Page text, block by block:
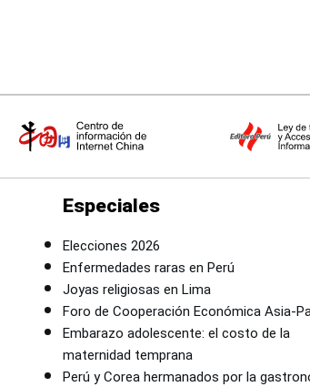
Especiales
Elecciones 2026
Enfermedades raras en Perú
Joyas religiosas en Lima
Foro de Cooperación Económica Asia-
Embarazo adolescente: el costo de la
maternidad temprana
Perú y Corea hermanados por la